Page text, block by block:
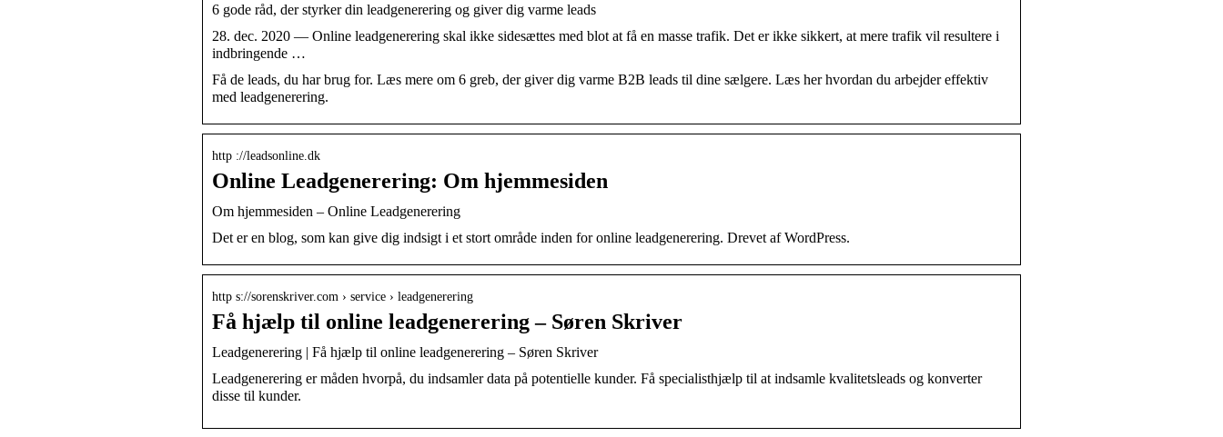
6 gode råd, der styrker din leadgenerering og giver dig varme leads
28. dec. 2020 — Online leadgenerering skal ikke sidesættes med blot at få en masse trafik. Det er ikke sikkert, at mere trafik vil resultere i
indbringende …
Få de leads, du har brug for. Læs mere om 6 greb, der giver dig varme B2B leads til dine sælgere. Læs her hvordan du arbejder effektiv
med leadgenerering.
http ://leadsonline.dk
Online Leadgenerering: Om hjemmesiden
Om hjemmesiden – Online Leadgenerering
Det er en blog, som kan give dig indsigt i et stort område inden for online leadgenerering. Drevet af WordPress.
http s://sorenskriver.com › service › leadgenerering
Få hjælp til online leadgenerering – Søren Skriver
Leadgenerering | Få hjælp til online leadgenerering – Søren Skriver
Leadgenerering er måden hvorpå, du indsamler data på potentielle kunder. Få specialisthjælp til at indsamle kvalitetsleads og konverter
disse til kunder.